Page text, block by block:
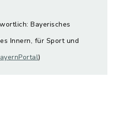
Bayerisches
Innern, für Sport und
)